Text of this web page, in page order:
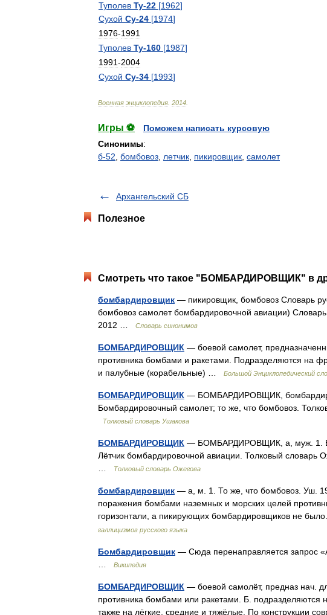
Туполев Ту-22 [1962]
Сухой Су-24 [1974]
1976-1991
Туполев Ту-160 [1987]
1991-2004
Сухой Су-34 [1993]
Военная энциклопедия 2014
Игры ⚽
Поможем написать курсовую
Синонимы:
б-52 бомбовоз летчик пикировщик самолет
Архангельский СБ
Полезное
Смотреть что такое "БОМБАРДИРОВЩИК" в
бомбардировщик — пикировщик, бомбовоз Словарь
бомбовоз самолет бомбардировочной авиации)
2012 …
Словарь синонимов
БОМБАРДИРОВЩИК — боевой самолет,
противника бомбами и ракетами. Подразделяются на
и палубные (корабельные) …
Большой Энциклопедический
БОМБАРДИРОВЩИК — БОМБАРДИРОВЩИК,
Бомбардировочный самолет; то же, что бомбовоз.
Толковый словарь Ушакова
БОМБАРДИРОВЩИК — БОМБАРДИРОВЩИК, а, муж. 1.
Лётчик бомбардировочной авиации. Толковый
Толковый словарь Ожегова
бомбардировщик — а, м. 1. То же, что бомбовоз. Уш.
поражения бомбами наземных и морских целей
горизонтали, а пикирующих бомбардировщиков не
галлицизмов русского языка
Бомбардировщик — Сюда перенаправляется запрос
Википедия
БОМБАРДИРОВЩИК — боевой самолёт, предназ нач.
противника бомбами или ракетами. Б. подразделяются
также на лёгкие, средние и тяжёлые. По конструкции